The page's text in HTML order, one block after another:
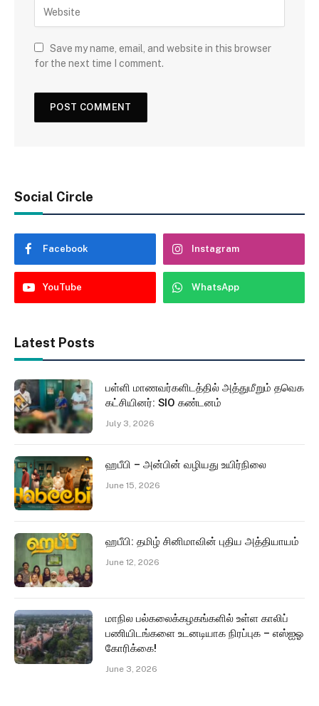
Save my name, email, and website in this browser
for the next time I comment.
Social Circle
Facebook Instagram
YouTube WhatsApp
Latest Posts
பள்ளி மாணவர்களிடத்தில் அத்துமீறும் தவெக
கட்சியினர்: SIO கண்டனம்
July 3, 2026
ஹபீபி – அன்பின் வழியது உயிர்நிலை
June 15, 2026
ஹபீபி: தமிழ் சினிமாவின் புதிய அத்தியாயம்
June 12, 2026
மாநில பல்கலைக்கழகங்களில் உள்ள காலிப்
பணியிடங்களை உடனடியாக நிரப்புக – எஸ்ஐஓ
கோரிக்கை!
June 3, 2026